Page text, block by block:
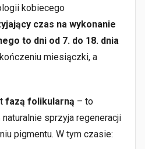
kobiecego
czas na wykonanie
to dni od 7. do 18. dnia
miesiączki, a
fazą folikularną – to
sprzyja regeneracji
pigmentu. W tym czasie: